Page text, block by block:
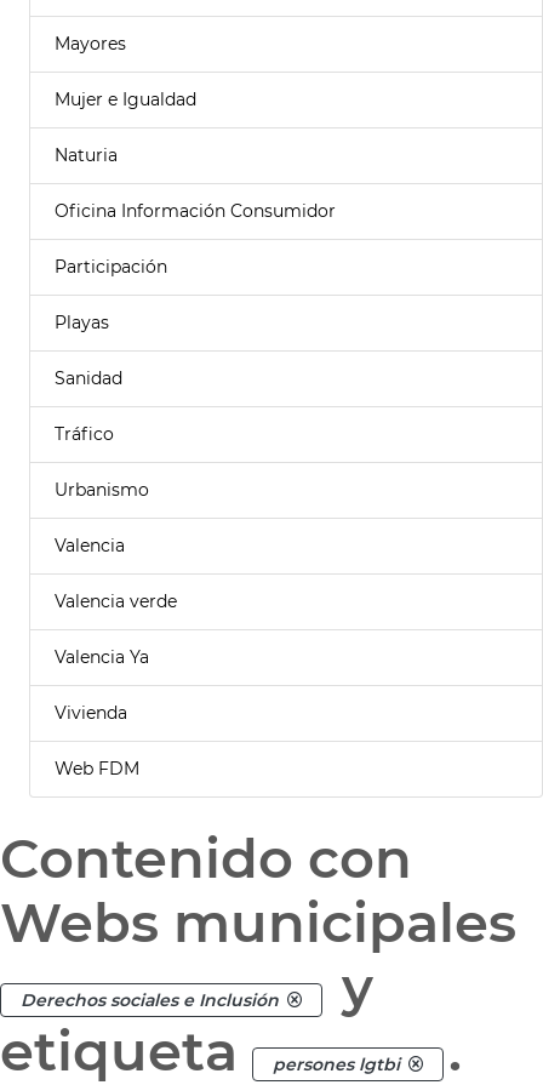
Mayores
Mujer e Igualdad
Naturia
Oficina Información Consumidor
Participación
Playas
Sanidad
Tráfico
Urbanismo
Valencia
Valencia verde
Valencia Ya
Vivienda
Web FDM
Contenido con
Webs municipales
Derechos sociales e Inclusión
y
etiqueta
persones lgtbi .